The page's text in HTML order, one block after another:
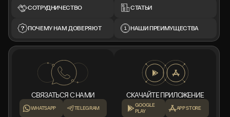
СОТРУДНИЧЕСТВО
ПОЧЕМУ НАМ ДОВЕРЯЮТ
СТАТЬИ
НАШИ ПРЕИМУЩЕСТВА
СВЯЗАТЬСЯ С НАМИ
WHATSAPP TELEGRAM
СКАЧАЙТЕ ПРИЛОЖЕНИЕ
GOOGLE
PLAY
APP STORE